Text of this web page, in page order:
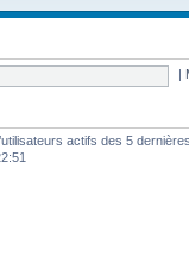
actifs des 5